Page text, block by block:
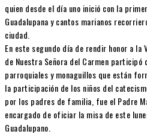
quien desde el día uno inició con la
Guadalupana y cantos marianos
ciudad.
En este segundo día de rendir honor a la
de Nuestra Señora del Carmen
parroquiales y monaguillos que están
la participación de los niños del
por los padres de familia, fue el Padre
encargado de oficiar la misa de este
Guadalupano.